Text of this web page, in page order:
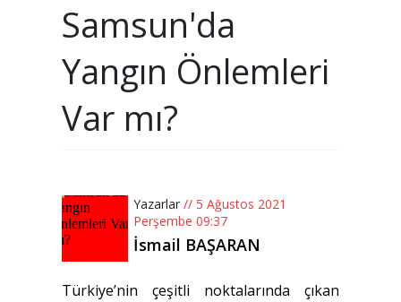
Samsun'da
Yangın Önlemleri
Var mı?
Yazarlar // 5 Ağustos 2021
Perşembe 09:37
İsmail BAŞARAN
Türkiye’nin çeşitli noktalarında çıkan